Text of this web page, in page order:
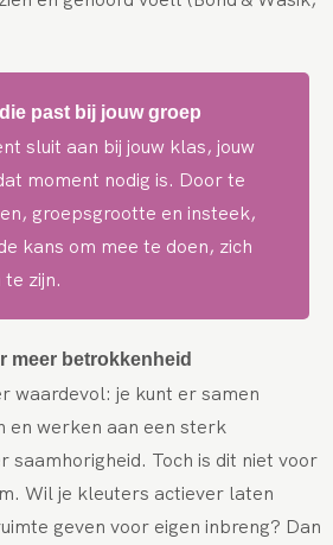
past bij jouw groep
sluit aan bij jouw klas, jouw
moment nodig is. Door te
groepsgrootte en insteek,
kans om mee te doen, zich
zijn.
meer betrokkenheid
waardevol: je kunt er samen
en werken aan een sterk
saamhorigheid. Toch is dit niet voor
Wil je kleuters actiever laten
geven voor eigen inbreng? Dan